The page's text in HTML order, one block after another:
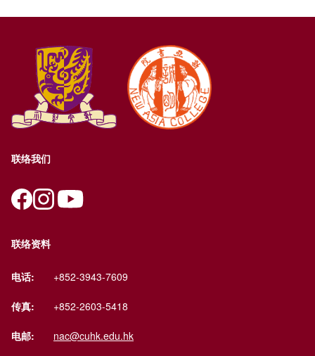
联络我们
联络资料
电话: +852-3943-7609
传真: +852-2603-5418
电邮: nac@cuhk.edu.hk